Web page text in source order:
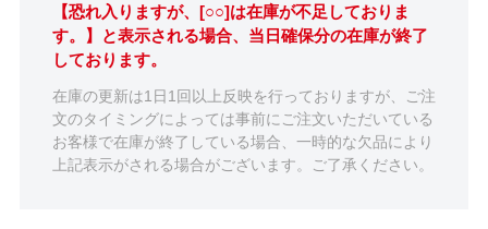
【恐れ入りますが、[○○]は在庫が不足しておりま
す。】と表示される場合、当日確保分の在庫が終了
しております。
在庫の更新は1日1回以上反映を行っておりますが、ご注
文のタイミングによっては事前にご注文いただいている
お客様で在庫が終了している場合、一時的な欠品により
上記表示がされる場合がございます。ご了承ください。